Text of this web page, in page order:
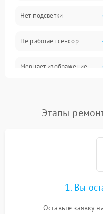
Проблемы с работой
Нет подсветки
Не работает сенсор
Мерцает изображение
Не работает Face ID
Этапы
1. Вы
Оставьте заявку